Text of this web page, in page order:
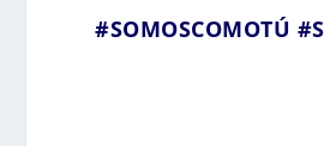
#SOMOSCOMOTÚ